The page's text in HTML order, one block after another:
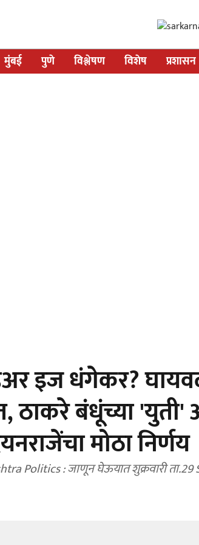
मुंबई पुणे विश्लेषण विशेष प्रशासन
इज धंगेकर?
ठाकरे बंधूंच्या
मोठा निर्णय
Politics : जाणून घेऊयात शुक्रवारी ता.29